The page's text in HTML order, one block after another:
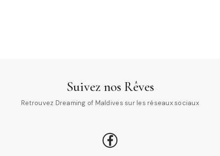
Suivez nos Rêves
Retrouvez Dreaming of Maldives sur les réseaux sociaux